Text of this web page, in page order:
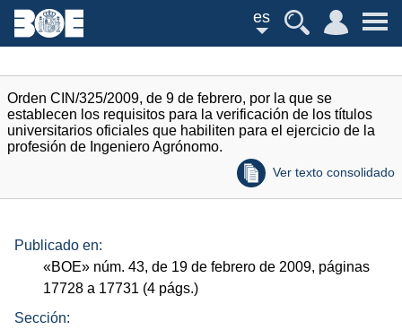
es
Orden CIN/325/2009, de 9 de febrero, por la que se
establecen los requisitos para la verificación de los títulos
universitarios oficiales que habiliten para el ejercicio de la
profesión de Ingeniero Agrónomo.
Ver texto consolidado
Publicado en:
«BOE» núm. 43, de 19 de febrero de 2009, páginas
17728 a 17731 (4 págs.)
Sección: